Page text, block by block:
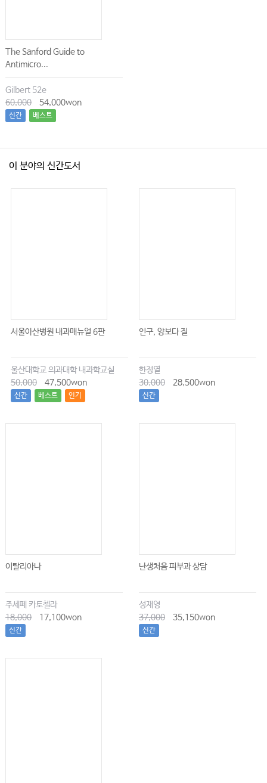
The Sanford Guide to
Antimicro...
Gilbert 52e
60,000
54,000won
신간 베스트
이 분야의 신간도서
서울아산병원 내과매뉴얼 6판
울산대학교 의과대학 내과학교실
50,000
47,500won
신간 베스트 인기
인구, 양보다 질
한정열
30,000
28,500won
신간
이탈리아나
주세페 카토첼라
18,000
17,100won
신간
난생처음 피부과 상담
성재영
37,000
35,150won
신간